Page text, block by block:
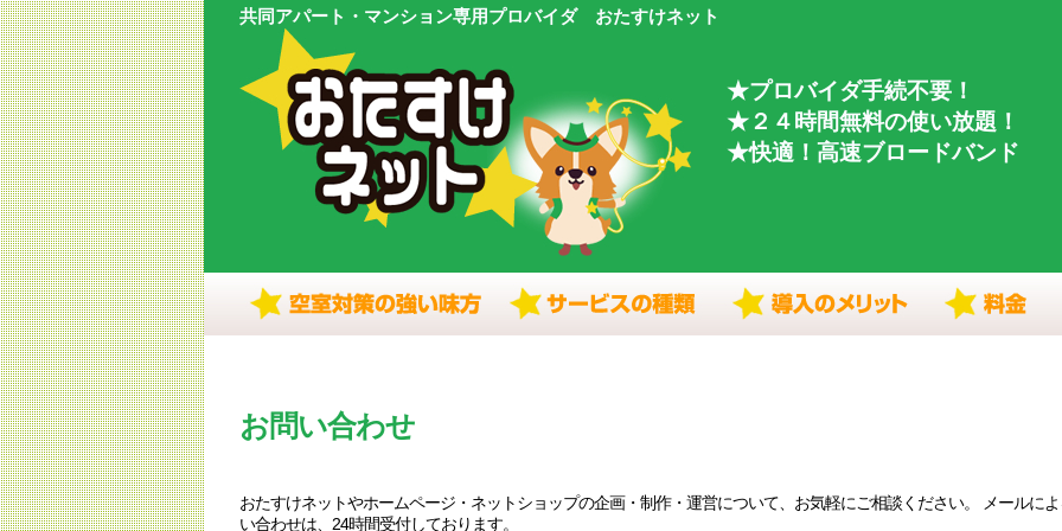
共同アパート・マンション専用プロバイダ おたすけネット
★プロバイダ手続不要！
★２４時間無料の使い放題！
★快適！高速ブロードバンド
お問い合わせ
おたすけネットやホームページ・ネットショップの企画・制作・運営について、お気軽にご相談ください。 メールに
い合わせは、24時間受付しております。